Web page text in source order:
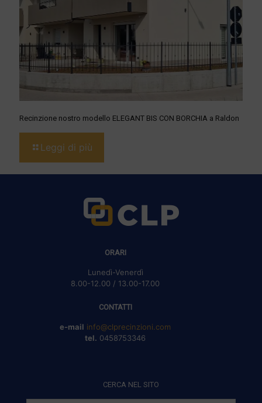
Recinzione nostro modello ELEGANT BIS CON BORCHIA a Raldon
Leggi di più
ORARI
Lunedì-Venerdì
8.00-12.00 / 13.00-17.00
CONTATTI
e-mail info@clprecinzioni.com
tel. 0458753346
CERCA NEL SITO